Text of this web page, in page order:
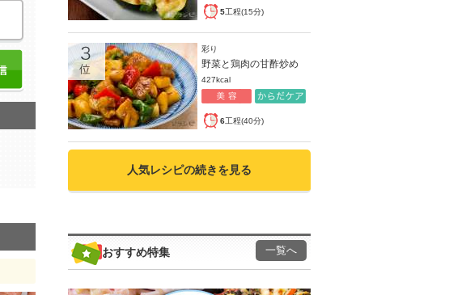
5工程(15分)
彩り
野菜と鶏肉の甘酢炒め
427kcal
6工程(40分)
人気レシピの続きを見る
おすすめ特集 一覧へ